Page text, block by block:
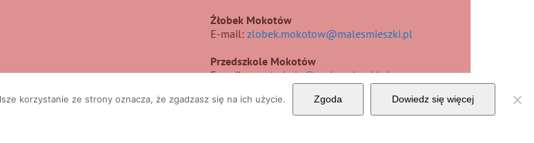
Żłobek Mokotów
E-mail:zlobek.mokotow@malesmieszki.pl
Przedszkole Mokotów
E-mail:przedszkole@malesmieszki.pl
korzystanie ze strony oznacza, że zgadzasz się na ich użycie. Zgoda Dowiedz się więcej